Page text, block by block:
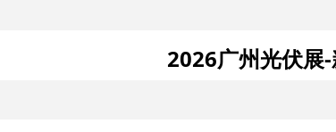
2026广州光伏展